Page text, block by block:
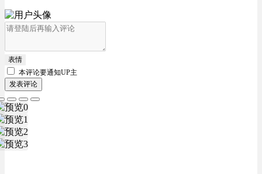
表情
本评论要通知UP主
发表评论